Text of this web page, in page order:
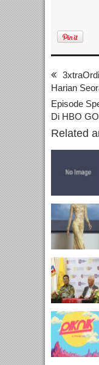
Harian
Episode
Di HBO GO
Related